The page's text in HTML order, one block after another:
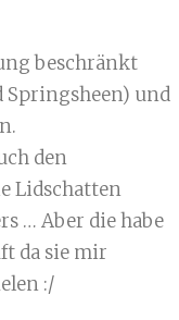
beschränkt
Springsheen) und
den
Lidschatten
… Aber die habe
da sie mir
:/